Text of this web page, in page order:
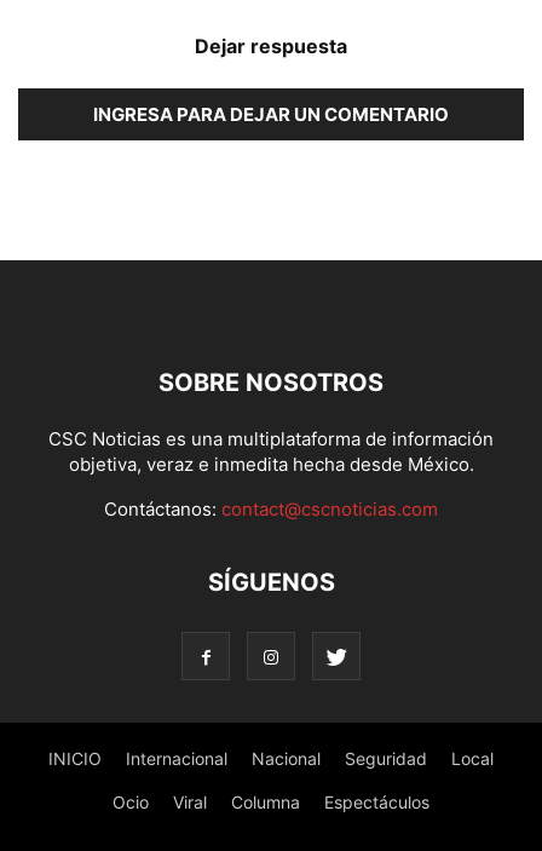
Dejar respuesta
INGRESA PARA DEJAR UN COMENTARIO
SOBRE NOSOTROS
CSC Noticias es una multiplataforma de información
objetiva, veraz e inmedita hecha desde México.
Contáctanos: contact@cscnoticias.com
SÍGUENOS
INICIO Internacional Nacional Seguridad Local
Ocio Viral Columna Espectáculos